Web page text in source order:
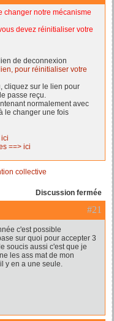
changer notre mécanisme
devez réinitialiser votre
de deconnexion
pour réinitialiser votre
cliquez sur le lien pour
passe reçu.
normalement avec
le changer une fois
==> ici
collective
Discussion fermée
#21
c'est possible
sur quoi pour accepter 3
soucis aussi c'est que je
les ass mat de mon
y en a une seule.